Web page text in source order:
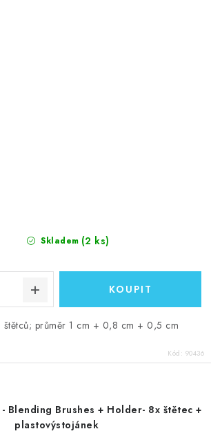
Skladem (2 ks)
štětců; průměr 1 cm + 0,8 cm + 0,5 cm
Kód: 90436
Blending Brushes + Holder- 8x štětec +
plastovýstojánek